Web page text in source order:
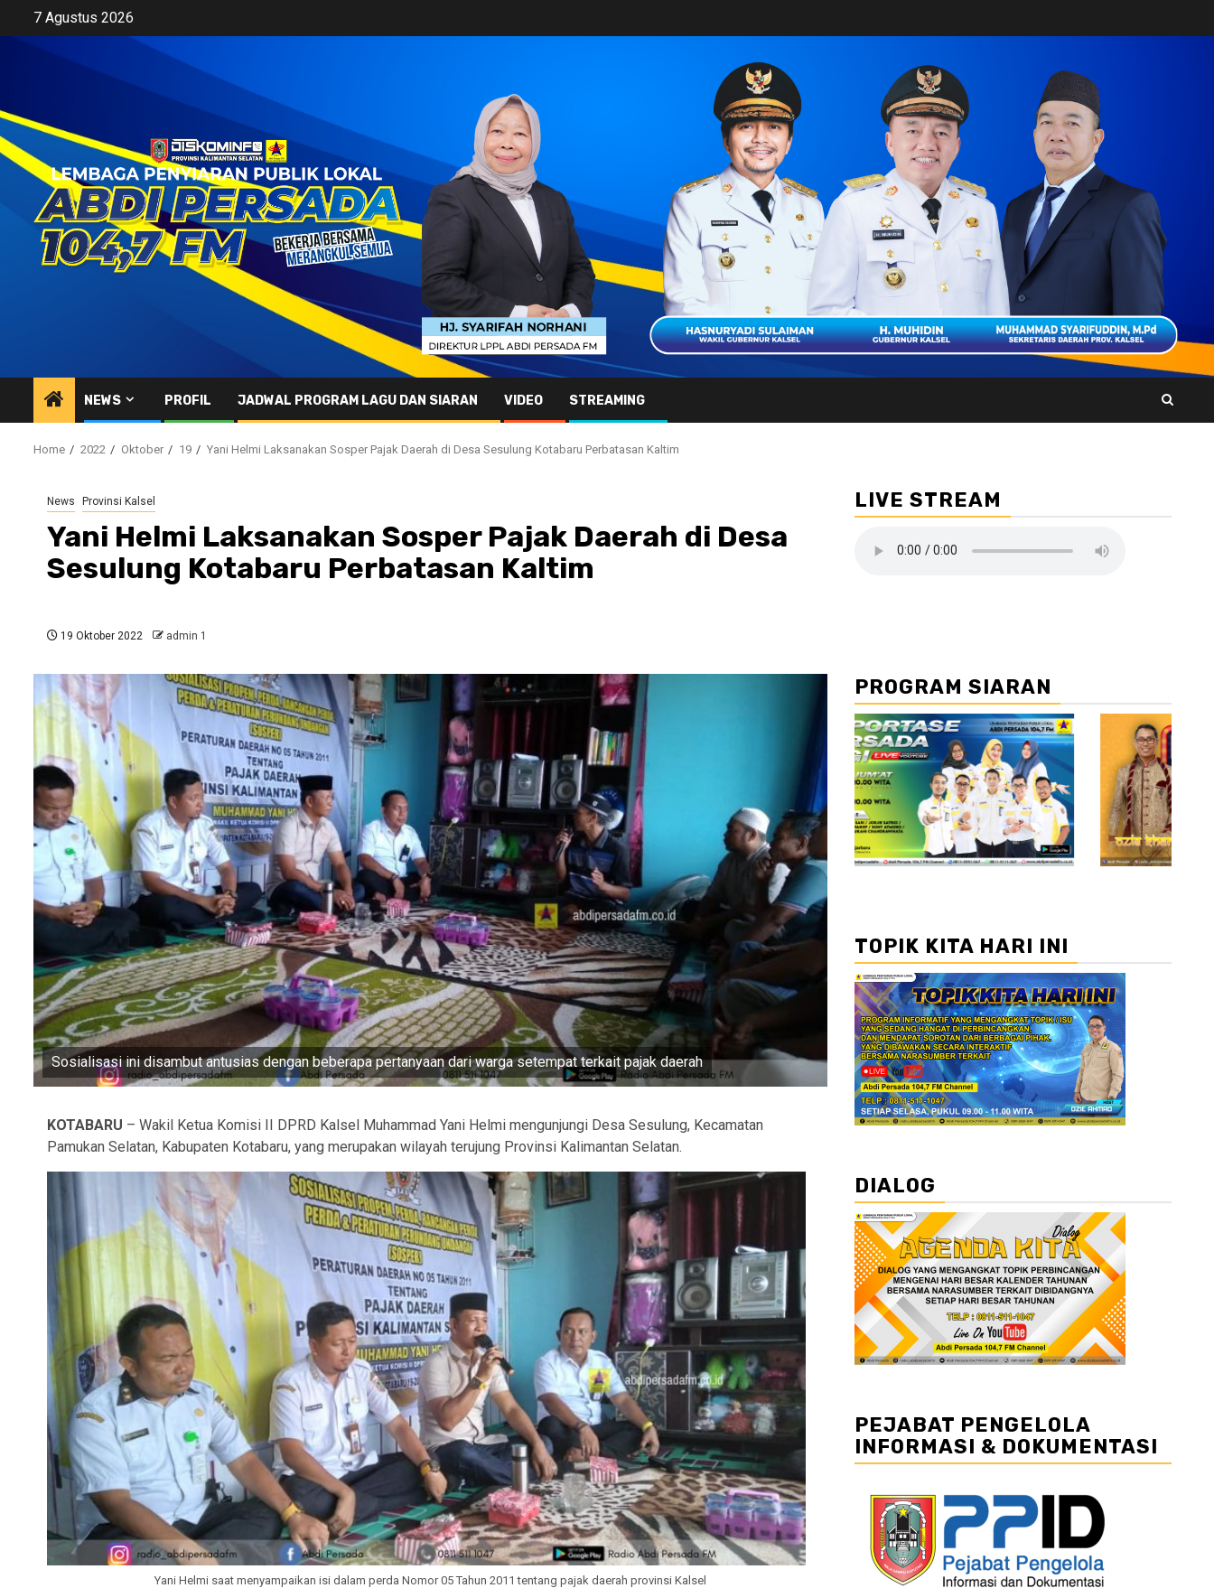
content
7 Agustus 2026
NEWS PROFIL JADWAL PROGRAM LAGU DAN SIARAN VIDEO STREAMING
Home 2022 Oktober 19 Yani Helmi Laksanakan Sosper Pajak Daerah di Desa Sesulung Kotabaru Perbatasan Kaltim
News Provinsi Kalsel
Yani Helmi Laksanakan Sosper Pajak Daerah di Desa
Sesulung Kotabaru Perbatasan Kaltim
19 Oktober 2022 admin 1
Sosialisasi ini disambut antusias dengan beberapa pertanyaan dari warga setempat terkait pajak daerah
KOTABARU – Wakil Ketua Komisi II DPRD Kalsel Muhammad Yani Helmi mengunjungi Desa Sesulung, Kecamatan
Pamukan Selatan, Kabupaten Kotabaru, yang merupakan wilayah terujung Provinsi Kalimantan Selatan.
Yani Helmi saat menyampaikan isi dalam perda Nomor 05 Tahun 2011 tentang pajak daerah provinsi Kalsel
LIVE STREAM
PROGRAM SIARAN
//2
TOPIK KITA HARI INI
DIALOG
PEJABAT PENGELOLA
INFORMASI & DOKUMENTASI